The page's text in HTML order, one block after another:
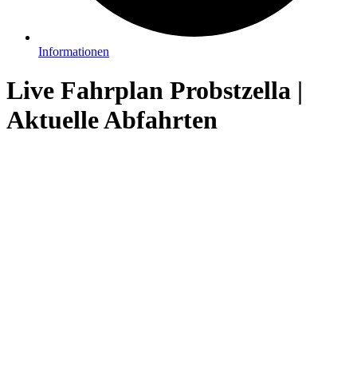
Informationen
Live Fahrplan Probstzella |
Aktuelle Abfahrten